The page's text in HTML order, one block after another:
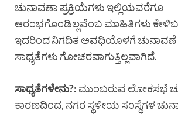
ಚುನಾವಣಾ ಪ್ರಕ್ರಿಯೆಗಳು ಇಲ್ಲಿಯವರೆಗೂ
ಆರಂಭಗೊಂಡಿಲ್ಲವೆಂಬ ಮಾಹಿತಿಗಳು
ಇದರಿಂದ ನಿಗದಿತ ಅವಧಿಯೊಳಗೆ
ಸಾಧ್ಯತೆಗಳು ಗೋಚರವಾಗುತ್ತಿಲ್ಲವಾಗಿದೆ.
ಸಾಧ್ಯತೆಗಳೇನು?: ಮುಂಬರುವ ಲೋಕಸಭೆ
ಕಾರಣದಿಂದ, ನಗರ ಸ್ಥಳೀಯ ಸಂಸ್ಥೆಗಳ